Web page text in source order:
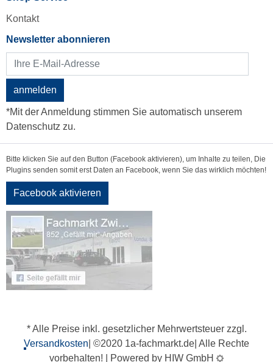
Kontakt
Newsletter abonnieren
anmelden
*Mit der Anmeldung stimmen Sie automatisch unserem
Datenschutz zu.
Bitte klicken Sie auf den Button (Facebook aktivieren), um Inhalte zu teilen, Die
Plugins senden somit erst Daten an Facebook, wenn Sie das wirklich möchten!
Facebook aktivieren
* Alle Preise inkl. gesetzlicher Mehrwertsteuer zzgl.
Versandkosten | ©2020 1a-fachmarkt.de| Alle Rechte
vorbehalten! | Powered by HIW GmbH